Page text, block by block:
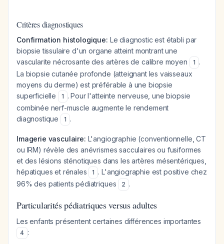
Critères diagnostiques
Confirmation histologique: Le diagnostic est établi par
biopsie tissulaire d'un organe atteint montrant une
vascularite nécrosante des artères de calibre moyen
1 .
La biopsie cutanée profonde (atteignant les vaisseaux
moyens du derme) est préférable à une biopsie
superficielle
1 . Pour l'atteinte nerveuse, une biopsie
combinée nerf-muscle augmente le rendement
diagnostique
1 .
Imagerie vasculaire: L'angiographie (conventionnelle, CT
ou IRM) révèle des anévrismes sacculaires ou fusiformes
et des lésions sténotiques dans les artères mésentériques,
hépatiques et rénales
1 . L'angiographie est positive chez
96% des patients pédiatriques
2 .
Particularités pédiatriques versus adultes
Les enfants présentent certaines différences importantes
4 :